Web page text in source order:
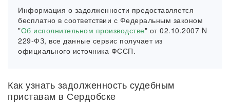
Информация о задолженности предоставляется
бесплатно в соответствии с Федеральным законом
"Об исполнительном производстве" от 02.10.2007 N
229-ФЗ, все данные сервис получает из
официального источника ФССП.
Как узнать задолженность судебным
приставам в Сердобске